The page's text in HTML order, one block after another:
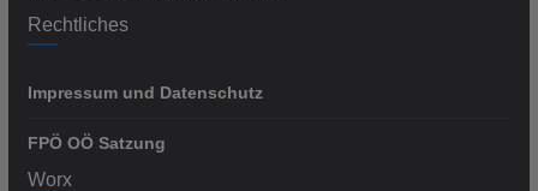
Rechtliches
Impressum und Datenschutz
FPÖ OÖ Satzung
Worx